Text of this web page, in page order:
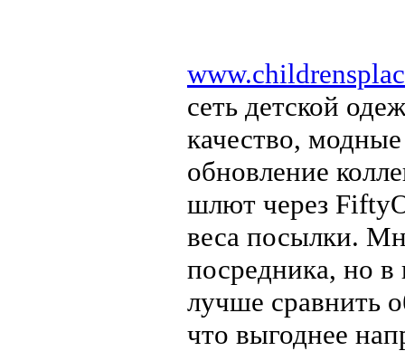
сеть детской
качество,
обновление
шлют через
веса посылки.
посредника, но в
лучше сравнить
что выгоднее